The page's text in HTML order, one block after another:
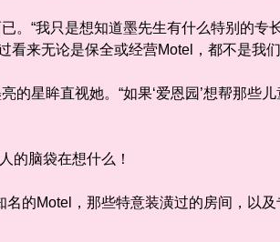
“我只是想知道墨先生有什么特别的专长
看来无论是保全或经营Motel，都不是我
星眸直视她。“如果‘爱恩园’想帮那些
脑袋在想什么！
Motel，那些特意装潢过的房间，以及